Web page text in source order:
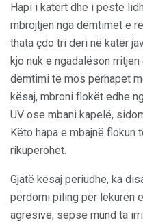
Hapi i katërt dhe i pestë
mbrojtjen nga dëmtimet e
thata çdo tri deri në katër
kjo nuk e ngadalëson
dëmtimi të mos përhapet
kësaj, mbroni flokët edhe
UV ose mbani kapelë,
Këto hapa e mbajnë flokun
rikuperohet.
Gjatë kësaj periudhe, ka
përdorni piling për lëkurën
agresivë, sepse mund ta